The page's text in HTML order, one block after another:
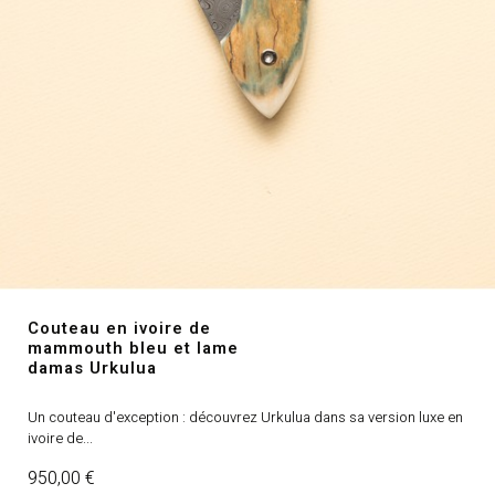
Couteau en ivoire de
mammouth bleu et lame
damas Urkulua
Un couteau d'exception : découvrez Urkulua dans sa version luxe en
ivoire de...
Prix
950,00 €